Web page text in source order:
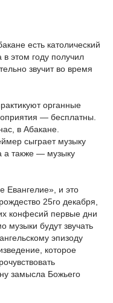
есть католический
этом году получил
звучит во время
органные
— бесплатны.
в Абакане.
сыграет музыку
также — музыку
Евангелие», и это
25го декабря,
конфесий первые дни
будут звучать
эпизоду
которое
замысла Божьего